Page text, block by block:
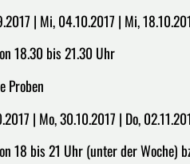
| Mi, 04.10.2017 | Mi,
18.30 bis 21.30 Uhr
Proben
| Mo, 30.10.2017 | Do,
18 bis 21 Uhr (unter der Woche)